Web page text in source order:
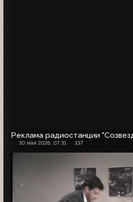
Реклама радиостанции
30 мая 2026, 07:31 337